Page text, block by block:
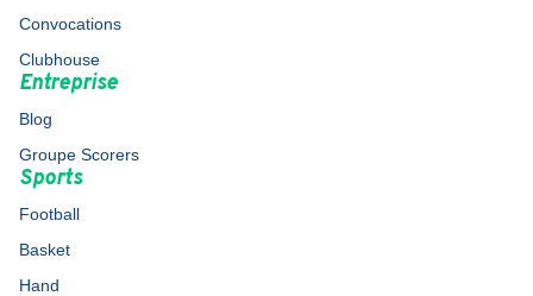
Convocations
Clubhouse
Entreprise
Blog
Groupe Scorers
Sports
Football
Basket
Hand